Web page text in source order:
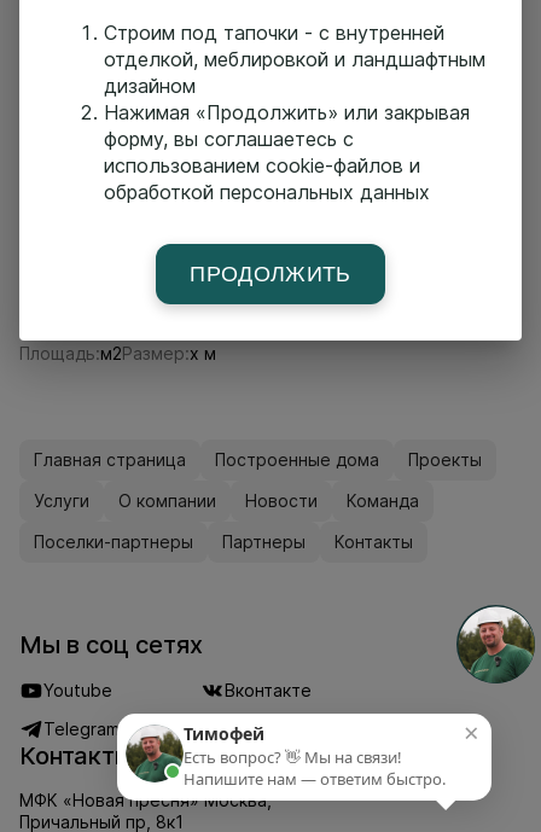
Похожие проекты
Проект П527
Проект П550
Площадь:м2Размер:x м
Главная страница Построенные дома
Проекты
Услуги
О компании Новости
Команда
Поселки-партнеры
Партнеры Контакты
Мы в соц сетях
Youtube
Вконтакте
Telegram
Дзен
Контакты
МФК «Новая пресня» Москва,
Причальный пр, 8к1
Строим под тапочки - с внутренней
отделкой, меблировкой и ландшафтным
дизайном
Нажимая «Продолжить» или закрывая
форму, вы соглашаетесь с
использованием cookie-файлов и
обработкой персональных данных
ПРОДОЛЖИТЬ
×
Тимофей
Есть вопрос? 👋 Мы на связи!
Напишите нам — ответим быстро.